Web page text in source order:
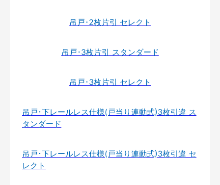
吊戸･2枚片引 セレクト
吊戸･3枚片引 スタンダード
吊戸･3枚片引 セレクト
吊戸･下レールレス仕様(戸当り連動式)3枚引違 ス
タンダード
吊戸･下レールレス仕様(戸当り連動式)3枚引違 セ
レクト